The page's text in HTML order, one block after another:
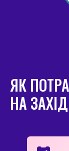
ЯК
НА ЗАХІД